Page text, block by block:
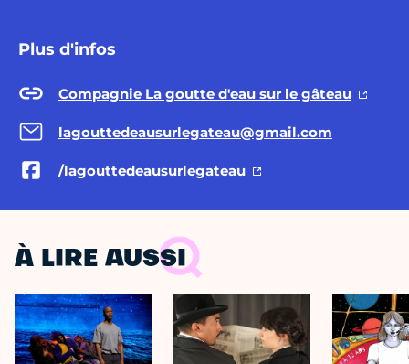
Plus d'infos
Compagnie La goutte d'eau sur le gâteau
lagouttedeausurlegateau@gmail.com
/lagouttedeausurlegateau
À LIRE AUSSI